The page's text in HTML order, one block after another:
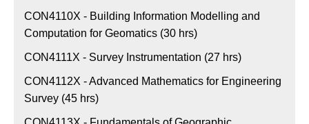
網
上
請
備
註
CON4110X - Building Information Modelling and
Computation for Geomatics (30 hrs)
CON4111X - Survey Instrumentation (27 hrs)
CON4112X - Advanced Mathematics for Engineering
Survey (45 hrs)